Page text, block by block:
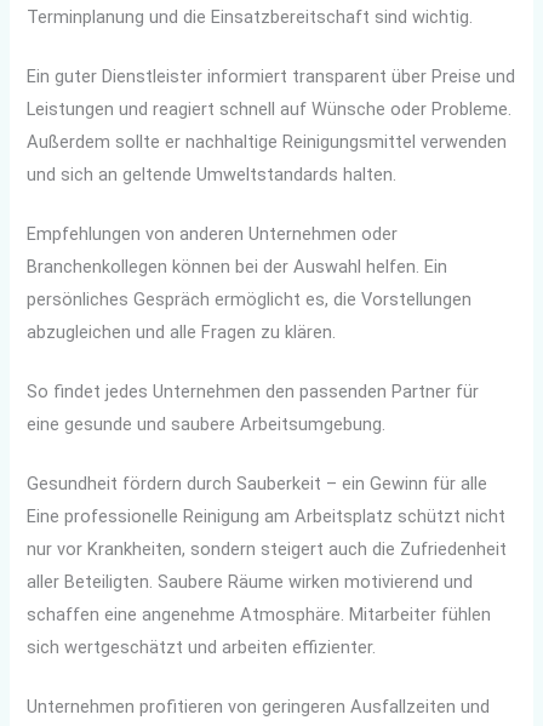
Terminplanung und die Einsatzbereitschaft sind wichtig.
Ein guter Dienstleister informiert transparent über Preise und
Leistungen und reagiert schnell auf Wünsche oder Probleme.
Außerdem sollte er nachhaltige Reinigungsmittel verwenden
und sich an geltende Umweltstandards halten.
Empfehlungen von anderen Unternehmen oder
Branchenkollegen können bei der Auswahl helfen. Ein
persönliches Gespräch ermöglicht es, die Vorstellungen
abzugleichen und alle Fragen zu klären.
So findet jedes Unternehmen den passenden Partner für
eine gesunde und saubere Arbeitsumgebung.
Gesundheit fördern durch Sauberkeit – ein Gewinn für alle
Eine professionelle Reinigung am Arbeitsplatz schützt nicht
nur vor Krankheiten, sondern steigert auch die Zufriedenheit
aller Beteiligten. Saubere Räume wirken motivierend und
schaffen eine angenehme Atmosphäre. Mitarbeiter fühlen
sich wertgeschätzt und arbeiten effizienter.
Unternehmen profitieren von geringeren Ausfallzeiten und